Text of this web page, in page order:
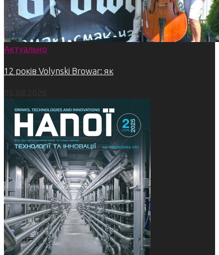
Актуально
12 років Volynski Browar: як